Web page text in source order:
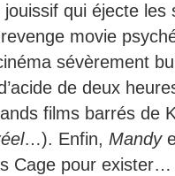
qui éjecte les
movie
sévèrement
de deux
films barrés de
…). Enfin, Mandy
Cage pour exister…